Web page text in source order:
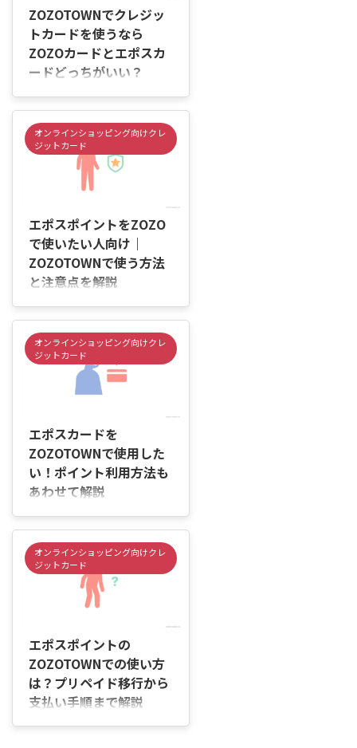
り、思ったようにポイントが貯ま
らなかったりすることもありま
す。 そのため、購入前にポイン
トの使い方や注意点を確認してお
くことが大切です。 この記事で
ポ ...
ZOZOTOWNでクレジッ
トカードを使うなら
ZOZOカードとエポスカ
ードどっちがいい？
するなら、ZOZOカードとエポス
カードはどちらがお得なの？」
「服やスニーカーを買うときに、
どちらを選べばいいのか分からな
い…」と迷っていませんか。
ZOZOTOWNで使うカードを選ぶ
ときは、ZOZOTOWNでの利用頻
度や、普段の買い物でも使いたい
かを確認することが大切です。
ZOZOTOWNでの買い物が中心な
らZOZOカードが向いている場合
があります。一方で、ネット通販
が使いやすいこともあります。
どちらが合う ...
オンラインショッピング向けクレ
ジットカード
エポスポイントをZOZO
で使いたい人向け｜
ZOZOTOWNで使う方法
と注意点を解説
ZOZOTOWNの買い物で使える
の？」 「エポスカードで貯めた
ポイントを、洋服やスニーカーの
購入に使いたいけれど、方法がよ
く分からない…」と感じていませ
んか。 エポスポイントは
ZOZOTOWNの買い物にも活用で
きますが、レジ画面でそのままポ
イント払いを選ぶ仕組みではあり
ません。そのため、使い方を知ら
ないまま購入すると、通常どおり
カード決済になることがありま
をしていないと、「ポイントを使
ったつもりだったのに使えていな
...
オンラインショッピング向けクレ
ジットカード
エポスカードを
ZOZOTOWNで使用した
い！ポイント利用方法も
あわせて解説
はじめに 「エポスカードって、
ZOZOTOWNの支払いで使える
の？」「エポスポイントを使って
お得に買い物したいけれど、使い
方がよく分からない…」「支払い
のときにエラーになったらどうし
よう」と不安に感じていません
か。 エポスカードはZOZOTOWN
で利用できますが、エポスポイン
トを買い物代に充てたい場合は、
事前に設定や準備が必要になるこ
とがあります。 また、プリペイ
ド残高不足や入力内容の間違いな
オンラインショッピング向けクレ
ジットカード
エポスポイントの
ZOZOTOWNでの使い方
は？プリペイド移行から
支払い手順まで解説
はじめに 「エポスポイントって、